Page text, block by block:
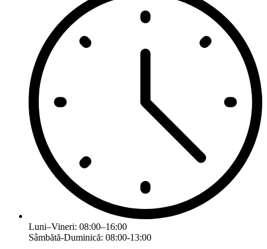
Luni–Vineri: 08:00–16:00
Sâmbătă-Duminică: 08:00-13:00